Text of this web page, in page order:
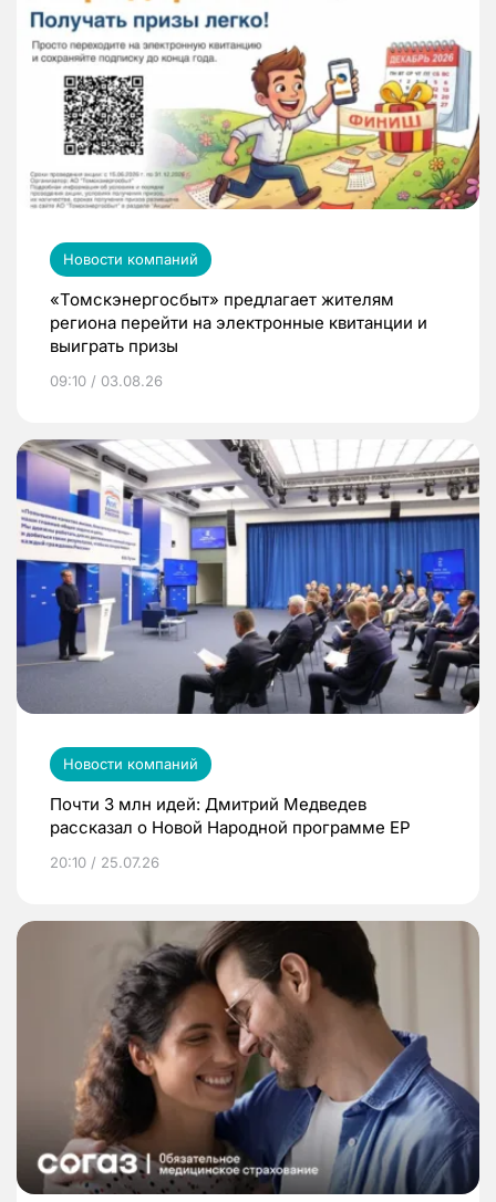
Новости компаний
«Томскэнергосбыт» предлагает жителям
региона перейти на электронные квитанции и
выиграть призы
09:10 / 03.08.26
Новости компаний
Почти 3 млн идей: Дмитрий Медведев
рассказал о Новой Народной программе ЕР
20:10 / 25.07.26